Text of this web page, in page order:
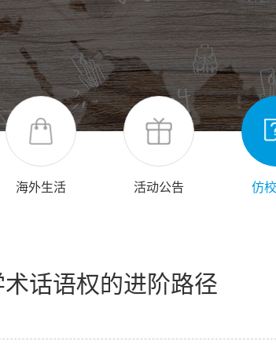
海外生活 活动公告 仿
话语权的进阶路径